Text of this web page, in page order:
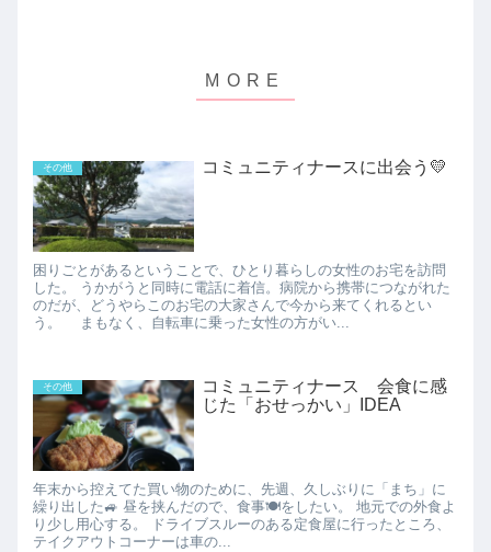
その他 コミュニティナースに出会う💛
困りごとがあるということで、ひとり暮らしの女性のお宅を訪問
した。 うかがうと同時に電話に着信。病院から携帯につながれた
のだが、どうやらこのお宅の大家さんで今から来てくれるとい
う。 まもなく、自転車に乗った女性の方がい...
その他
コミュニティナース 会食に感
じた「おせっかい」IDEA
年末から控えてた買い物のために、先週、久しぶりに「まち」に
繰り出した🚙 昼を挟んだので、食事🍽をしたい。 地元での外食よ
り少し用心する。 ドライブスルーのある定食屋に行ったところ、
テイクアウトコーナーは車の...